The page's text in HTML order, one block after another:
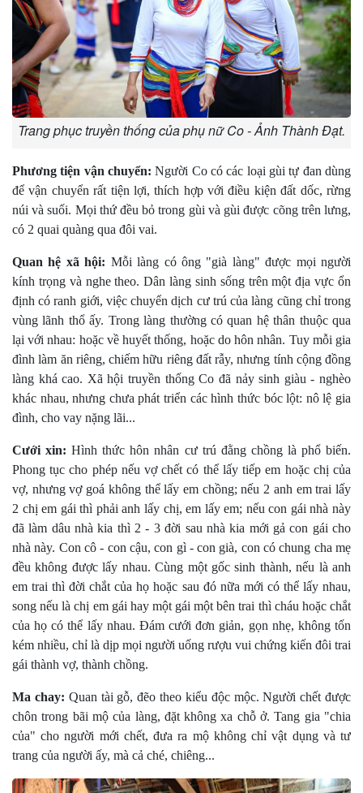
Trang phục truyền thống của phụ nữ Co - Ảnh Thành Đạt.
Phương tiện vận chuyển:Người Co có các loại gùi tự đan dùng
để vận chuyển rất tiện lợi, thích hợp với điều kiện đất dốc, rừng
núi và suối. Mọi thứ đều bỏ trong gùi và gùi được cõng trên lưng,
có 2 quai quàng qua đôi vai.
Quan hệ xã hội: Mỗi làng có ông "già làng" được mọi người
kính trọng và nghe theo. Dân làng sinh sống trên một địa vực ổn
định có ranh giới, việc chuyển dịch cư trú của làng cũng chỉ trong
vùng lãnh thổ ấy. Trong làng thường có quan hệ thân thuộc qua
lại với nhau: hoặc về huyết thống, hoặc do hôn nhân. Tuy mỗi gia
đình làm ăn riêng, chiếm hữu riêng đất rẫy, nhưng tính cộng đồng
làng khá cao. Xã hội truyền thống Co đã nảy sinh giàu - nghèo
khác nhau, nhưng chưa phát triển các hình thức bóc lột: nô lệ gia
đình, cho vay nặng lãi...
Cưới xin:Hình thức hôn nhân cư trú đằng chồng là phổ biến.
Phong tục cho phép nếu vợ chết có thể lấy tiếp em hoặc chị của
vợ, nhưng vợ goá không thể lấy em chồng; nếu 2 anh em trai lấy
2 chị em gái thì phải anh lấy chị, em lấy em; nếu con gái nhà này
đã làm dâu nhà kia thì 2 - 3 đời sau nhà kia mới gả con gái cho
nhà này. Con cô - con cậu, con gì - con già, con có chung cha mẹ
đều không được lấy nhau. Cùng một gốc sinh thành, nếu là anh
em trai thì đời chắt của họ hoặc sau đó nữa mới có thể lấy nhau,
song nếu là chị em gái hay một gái một bên trai thì cháu hoặc chắt
của họ có thể lấy nhau. Ðám cưới đơn giản, gọn nhẹ, không tốn
kém nhiều, chỉ là dịp mọi người uống rượu vui chứng kiến đôi trai
gái thành vợ, thành chồng.
Ma chay: Quan tài gỗ, đẽo theo kiểu độc mộc. Người chết được
chôn trong bãi mộ của làng, đặt không xa chỗ ở. Tang gia "chia
của" cho người mới chết, đưa ra mộ không chỉ vật dụng và tư
trang của người ấy, mà cả ché, chiêng...